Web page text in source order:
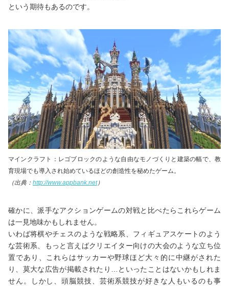
という期待もあるのです。
マインクラフト：レゴブロックのような自由なモノづくりと建築の幅で、教
育現場でも導入され始めているほどの創造性を秘めたゲーム。
（出典： http://www.appbank.net）
確かに、派手なアクションゲームの対戦と比べたらこれらゲーム
は一見地味かもしれません。
いわば将棋やチェスのような戦略系、フィギュアスケートのよう
な芸術系、もっと言えばクリエイター向けの大会のような立ち位
置であり、これらはサッカーや野球ほど大々的に中継がされた
り、莫大な広告が掲載されたり…といったことはないかもしれま
せん。しかし、頭脳競技、芸術系競技が好きな人もいるのも事